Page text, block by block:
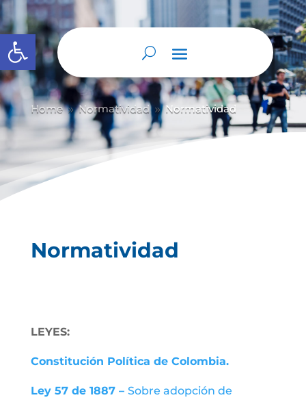
Abrir barra de herramientas
Home 9 Normatividad 9 Normatividad
Normatividad
LEYES:
Constitución Política de Colombia.
Ley 57 de 1887 – Sobre adopción de